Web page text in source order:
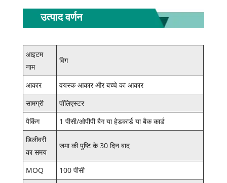
उत्पाद वर्णन
आइटम
नाम
विग
आकार
वयस्क आकार और बच्चे का आकार
सामग्री
पॉलिएस्टर
पैकिंग
1 पीसी/ओपीपी बैग या हेडकार्ड या बैक कार्ड
डिलीवरी
का समय
जमा की पुष्टि के 30 दिन बाद
MOQ
100 पीसी